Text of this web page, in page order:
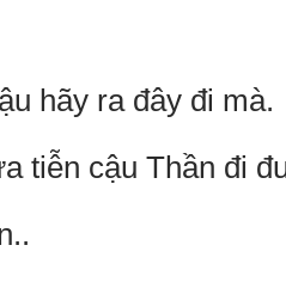
hãy ra đây đi mà.
tiễn cậu Thần đi